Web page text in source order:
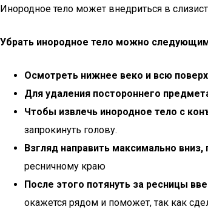
Инородное тело может внедриться в
Убрать инородное тело можно
Осмотреть нижнее веко и всю
Для удаления постороннего
Чтобы извлечь инородное тело с
запрокинуть голову.
Взгляд направить максимально
ресничному краю
После этого потянуть за ресницы
окажется рядом и поможет, так как